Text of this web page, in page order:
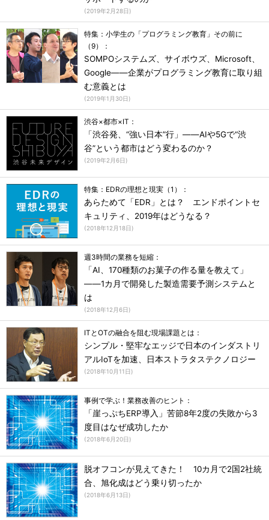
(2019年2月28日)
特集：小学生の「プログラミング教育」その前に
（9）：
SOMPOシステムズ、サイボウズ、Microsoft、
Google――企業がプログラミング教育に取り組
む意義とは
(2019年1月30日)
渋谷×都市×IT：
「渋谷発、“強い日本”行」――AIや5Gで“渋
谷”という都市はどう変わるのか？
(2019年2月6日)
特集：EDRの理想と現実（1）：
あらためて「EDR」とは？ エンドポイントセ
キュリティ、2019年はどうなる？
(2018年12月18日)
週3時間の業務を短縮：
「AI、170種類のお菓子の作る量を教えて」
――1カ月で開発した製造需要予測システムと
は
(2018年12月6日)
ITとOTの融合を阻む現場課題とは：
シンプル・堅牢なエッジで日本のインダストリ
アルIoTを加速、日本ストラタステクノロジー
(2018年10月11日)
事例で学ぶ！業務改善のヒント：
「崖っぷちERP導入」苦節8年2度の失敗から3
度目はなぜ成功したか
(2018年6月20日)
脱オフコンが見えてきた！ 10カ月で2国2社統
合、旭化成はどう乗り切ったか
(2018年6月13日)